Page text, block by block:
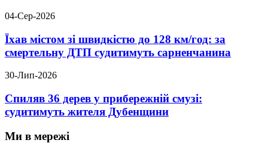
04-Сер-2026
Їхав містом зі швидкістю до 128 км/год: за
смертельну ДТП судитимуть сарненчанина
30-Лип-2026
Спиляв 36 дерев у прибережній смузі:
судитимуть жителя Дубенщини
Ми в мережі